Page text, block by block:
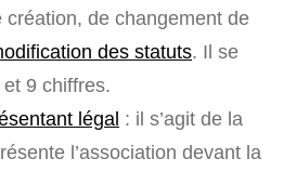
création, de changement de
des statuts. Il se
et 9 chiffres.
légal : il s’agit de la
l’association devant la